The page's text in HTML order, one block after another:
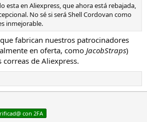
esta en Aliexpress, que ahora está rebajada,
No sé si será Shell Cordovan como
inmejorable.
fabrican nuestros patrocinadores
en oferta, como JacobStraps)
de Aliexpress.
con 2FA